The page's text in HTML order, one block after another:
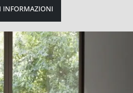
INFORMAZIONI